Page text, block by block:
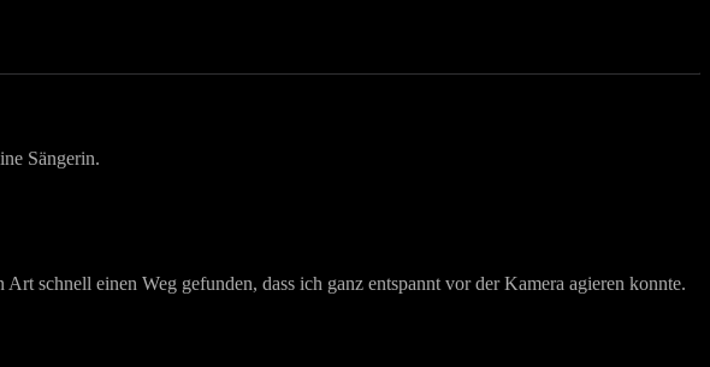
Sängerin.
schnell einen Weg gefunden, dass ich ganz entspannt vor der Kamera agieren konnte.